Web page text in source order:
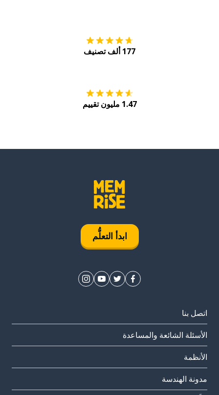
177 ألف تصنيف
1.47 مليون تقييم
ابدأ التعلُّم
اتصل بنا
الأسئلة الشائعة والمساعدة
الأنظمة
مدونة الهندسة